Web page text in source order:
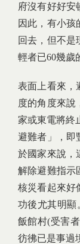
府沒有好好安
因此，有小孩
回去，但不是
輕者已60幾歲
表面上看來，
度的角度來說
家或東電將終
避難者」，即
於國家來說，
解除避難指示
核災看起來好
功後尤其明顯
飯館村(受害
彷彿已是事過